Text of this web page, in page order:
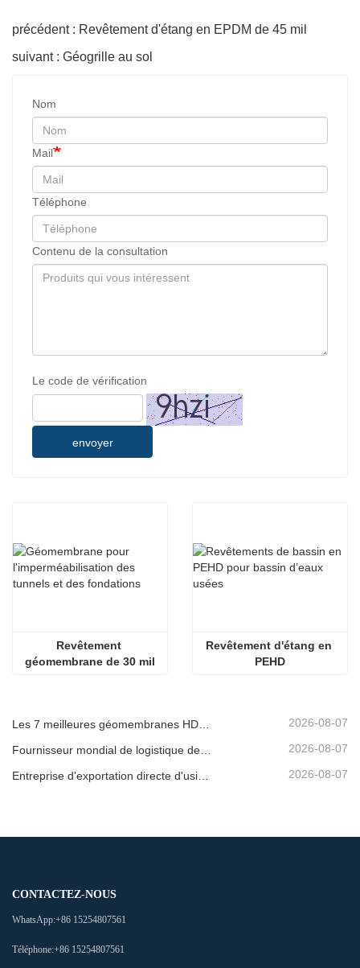
précédent : Revêtement d'étang en EPDM de 45 mil
suivant : Géogrille au sol
Nom
Mail
Téléphone
Contenu de la consultation
Le code de vérification
envoyer
Revêtement
géomembrane de 30 mil
Revêtement d'étang en
PEHD
2026-08-07
2026-08-07
Entreprise d'exportation directe d'usine de géomembrane 2026-08-07
CONTACTEZ-NOUS
WhatsApp:+86 15254807561
Téléphone:+86 15254807561